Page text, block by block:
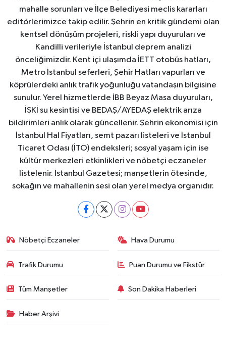
mahalle sorunları ve İlçe Belediyesi meclis kararları
editörlerimizce takip edilir. Şehrin en kritik gündemi olan
kentsel dönüşüm projeleri, riskli yapı duyuruları ve
Kandilli verileriyle İstanbul deprem analizi
önceliğimizdir. Kent içi ulaşımda İETT otobüs hatları,
Metro İstanbul seferleri, Şehir Hatları vapurları ve
köprülerdeki anlık trafik yoğunluğu vatandaşın bilgisine
sunulur. Yerel hizmetlerde İBB Beyaz Masa duyuruları,
İSKİ su kesintisi ve BEDAŞ/AYEDAŞ elektrik arıza
bildirimleri anlık olarak güncellenir. Şehrin ekonomisi için
İstanbul Hal Fiyatları, semt pazarı listeleri ve İstanbul
Ticaret Odası (İTO) endeksleri; sosyal yaşam için ise
kültür merkezleri etkinlikleri ve nöbetçi eczaneler
listelenir. İstanbul Gazetesi; manşetlerin ötesinde,
sokağın ve mahallenin sesi olan yerel medya organıdır.
Nöbetçi Eczaneler Hava Durumu
Trafik Durumu Puan Durumu ve Fikstür
Tüm Manşetler Son Dakika Haberleri
Haber Arşivi